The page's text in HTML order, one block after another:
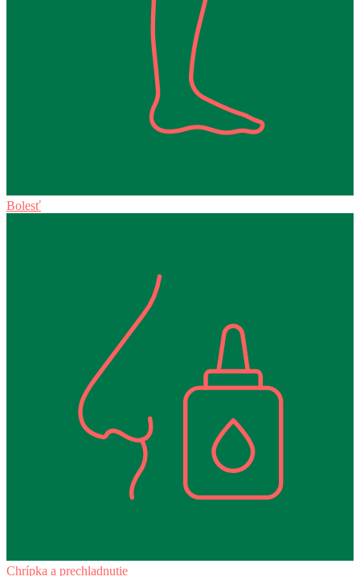
Bolesť
Chrípka a prechladnutie